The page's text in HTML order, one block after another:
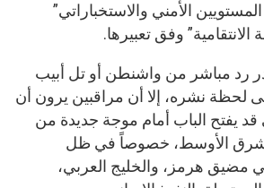
الأمني والاستخباراتي”
وفق تعبيرها.
رد مباشر من واشنطن أو تل أبيب
لحظة نشره، إلا أن مراقبين يرون أن
قد يفتح الباب أمام موجة جديدة من
الأوسط، خصوصاً في ظل
مضيق هرمز، والخليج العربي،